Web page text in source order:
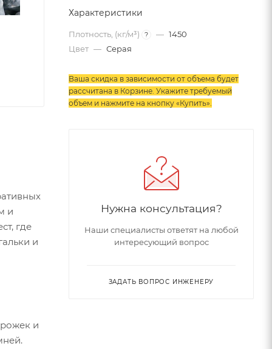
и
где
и
и
Характеристики
Плотность, (кг/м³) ? — 1450
Цвет — Серая
Ваша скидка в зависимости от объема будет
рассчитана в Корзине. Укажите требуемый
объем и нажмите на кнопку «Купить».
Нужна консультация?
Наши специалисты ответят на любой
интересующий вопрос
ЗАДАТЬ ВОПРОС ИНЖЕНЕРУ